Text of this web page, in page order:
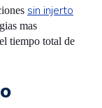
sin injerto
mas
tiempo total de